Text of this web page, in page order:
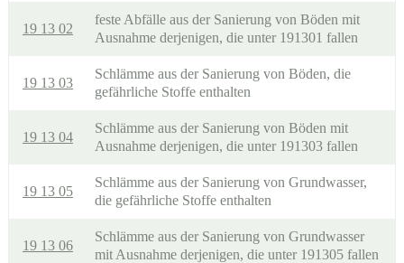
19 13 02
feste Abfälle aus der Sanierung von Böden mit
Ausnahme derjenigen, die unter 191301 fallen
19 13 03
Schlämme aus der Sanierung von Böden, die
gefährliche Stoffe enthalten
19 13 04
Schlämme aus der Sanierung von Böden mit
Ausnahme derjenigen, die unter 191303 fallen
19 13 05
Schlämme aus der Sanierung von Grundwasser,
die gefährliche Stoffe enthalten
19 13 06
Schlämme aus der Sanierung von Grundwasser
mit Ausnahme derjenigen, die unter 191305 fallen